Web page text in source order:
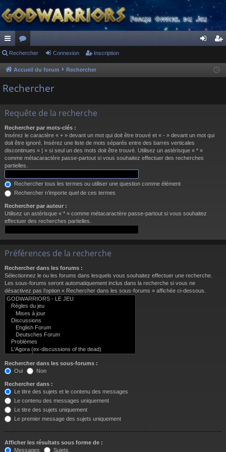
ac
co
ur
s
or
u
m
cri
Rechercher Connexion Inscription
Accueil du forum Rechercher
Rechercher
Requête de la recherche
Rechercher par mots-clés :
Insérez le caractère « + » devant un mot qui doit être trouvé et « - » devant un mot qui
doit être ignoré. Insérez une liste de mots séparés entre des barres verticales
discontinues « | » si seul un des mots doit être trouvé. Utilisez un astérisque « * »
comme métacaractère passe-partout si vous souhaitez effectuer des recherches
partielles.
Rechercher tous les termes ou utiliser une question comme élément
Rechercher n’importe quel de ces termes
Rechercher par auteur :
Utilisez un astérisque « * » comme métacaractère passe-partout si vous souhaitez
effectuer des recherches partielles.
Préférences de la recherche
Rechercher dans les forums :
Sélectionnez le ou les forums dans lesquels vous souhaitez effectuer une recherche.
Les sous-forums seront automatiquement inclus dans la recherche si vous ne
désactivez pas l’option « Rechercher dans les sous-forums » affichée ci-dessous.
Rechercher dans les sous-forums :
Oui
Non
Rechercher dans :
Le titre des sujets et le contenu des messages
Le contenu des messages uniquement
Le titre des sujets uniquement
Le premier message des sujets uniquement
Afficher les résultats sous forme de :
Messages
Sujets